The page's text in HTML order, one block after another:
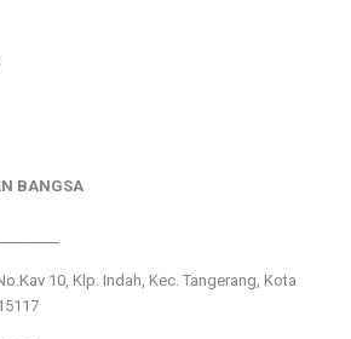
BANGSA
10, Klp. Indah, Kec. Tangerang, Kota